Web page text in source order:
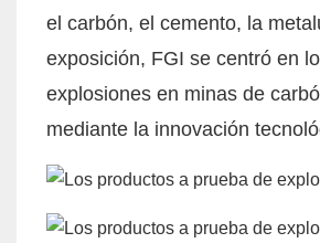
el carbón, el cemento, la
exposición, FGI se centró en
explosiones en minas de
mediante la innovación